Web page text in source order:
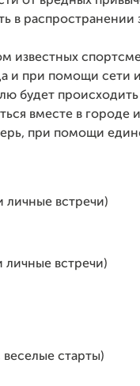
в распространении
известных
и при помощи сети
будет происходить
вместе в
при помощи
личные встречи)
личные встречи)
старты)